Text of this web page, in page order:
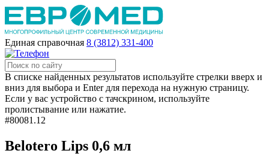
Единая справочная 8 (3812) 331-400
В списке найденных результатов используйте стрелки вверх и
вниз для выбора и Enter для перехода на нужную страницу.
Если у вас устройство с тачскрином, используйте
пролистывание или нажатие.
#80081.12
Belotero Lips 0,6 мл